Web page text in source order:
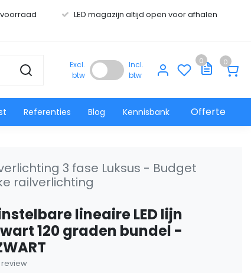
voorraad LED magazijn altijd open voor afhalen
Excl.
btw
Incl.
btw
0 0
Referenties Blog Kennisbank Offerte
3 fase Luksus - Budget
railverlichting
lineaire LED lijn
120 graden bundel -
review